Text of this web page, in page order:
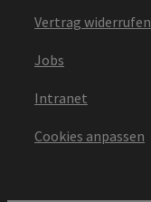
Vertrag widerrufen
Jobs
Intranet
Cookies anpassen